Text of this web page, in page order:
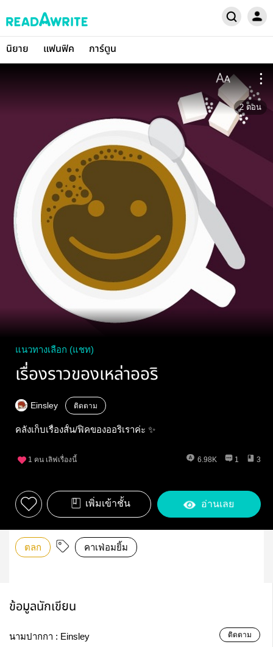
นิยาย แฟนฟิค การ์ตูน
2 ตอน
แนวทางเลือก (แชท)
เรื่องราวของเหล่าออริ
Einsley ติดตาม
คลังเก็บเรื่องสั้น/ฟิคของออริเราค่ะ ✨
1 คน เลิฟเรื่องนี้ 6.98K 1 3
เพิ่มเข้าชั้น อ่านเลย
ตลก คาเฟ่อมยิ้ม
ข้อมูลนักเขียน
นามปากกา : Einsley ติดตาม